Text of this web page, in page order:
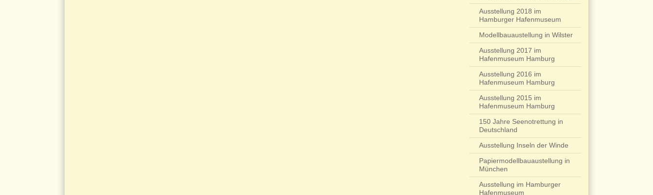
Ausstellung 2018 im
Hamburger Hafenmuseum
Modellbauaustellung in Wilster
Ausstellung 2017 im
Hafenmuseum Hamburg
Ausstellung 2016 im
Hafenmuseum Hamburg
Ausstellung 2015 im
Hafenmuseum Hamburg
150 Jahre Seenotrettung in
Deutschland
Ausstellung Inseln der Winde
Papiermodellbauaustellung in
München
Ausstellung im Hamburger
Hafenmuseum